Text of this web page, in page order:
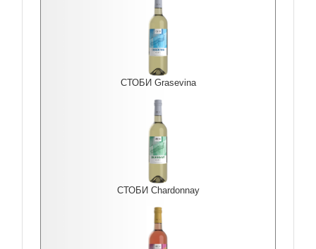
СТОБИ Grasevina
СТОБИ Chardonnay